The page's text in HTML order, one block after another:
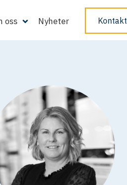
oss Nyheter Kontakt